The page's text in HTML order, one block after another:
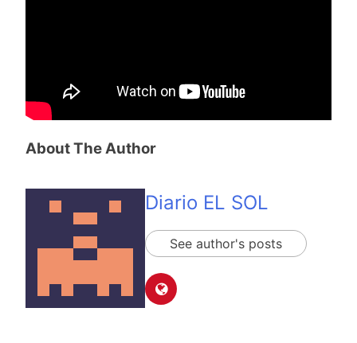
About The Author
Diario EL SOL
See author's posts